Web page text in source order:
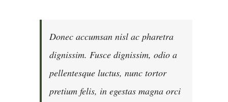
Donec accumsan nisl ac pharetra
dignissim. Fusce dignissim, odio a
pellentesque luctus, nunc tortor
pretium felis, in egestas magna orci